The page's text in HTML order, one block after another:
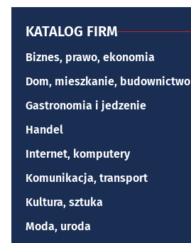
KATALOG FIRM
Biznes, prawo, ekonomia
Dom, mieszkanie, budownictwo
Gastronomia i jedzenie
Handel
Internet, komputery
Komunikacja, transport
Kultura, sztuka
Moda, uroda